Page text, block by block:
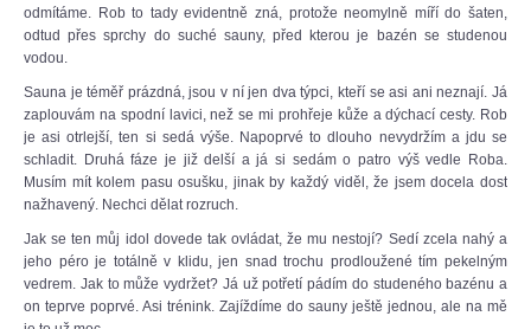
odmítáme. Rob to tady evidentně zná, protože neomylně míří do šaten,
odtud přes sprchy do suché sauny, před kterou je bazén se studenou
vodou.
Sauna je téměř prázdná, jsou v ní jen dva týpci, kteří se asi ani neznají. Já
zaplouvám na spodní lavici, než se mi prohřeje kůže a dýchací cesty. Rob
je asi otrlejší, ten si sedá výše. Napoprvé to dlouho nevydržím a jdu se
schladit. Druhá fáze je již delší a já si sedám o patro výš vedle Roba.
Musím mít kolem pasu osušku, jinak by každý viděl, že jsem docela dost
nažhavený. Nechci dělat rozruch.
Jak se ten můj idol dovede tak ovládat, že mu nestojí? Sedí zcela nahý a
jeho péro je totálně v klidu, jen snad trochu prodloužené tím pekelným
vedrem. Jak to může vydržet? Já už potřetí pádím do studeného bazénu a
on teprve poprvé. Asi trénink. Zajíždíme do sauny ještě jednou, ale na mě